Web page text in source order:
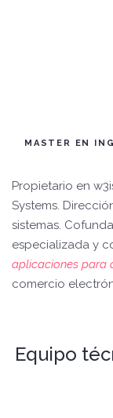
MASTER EN
Propietario en
Systems.
sistemas.
especializada y
aplicaciones para
comercio
Equipo